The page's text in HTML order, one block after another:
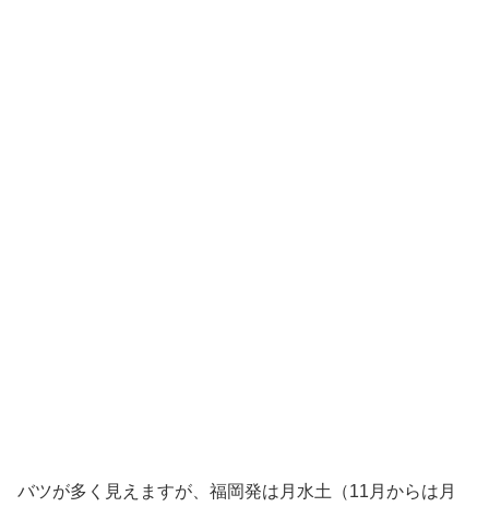
バツが多く見えますが、福岡発は月水土（11月からは月